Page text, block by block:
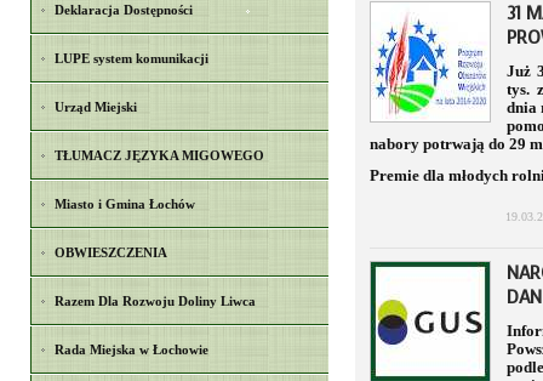
Deklaracja Dostępności
LUPE system komunikacji
Urząd Miejski
TŁUMACZ JĘZYKA MIGOWEGO
Miasto i Gmina Łochów
OBWIESZCZENIA
Razem Dla Rozwoju Doliny Liwca
Rada Miejska w Łochowie
31
Już
tys.
dnia
nabory potrwają do 29
Premie dla młodych